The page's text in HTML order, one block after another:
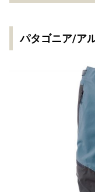
パタゴニア/ア